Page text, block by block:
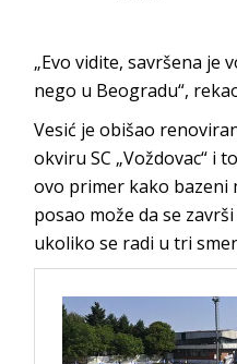
„Evo vidite, savršena je
nego u Beogradu“,
Vesić je obišao
okviru SC „Voždovac“ i
ovo primer kako bazeni
posao može da se
ukoliko se radi u tri